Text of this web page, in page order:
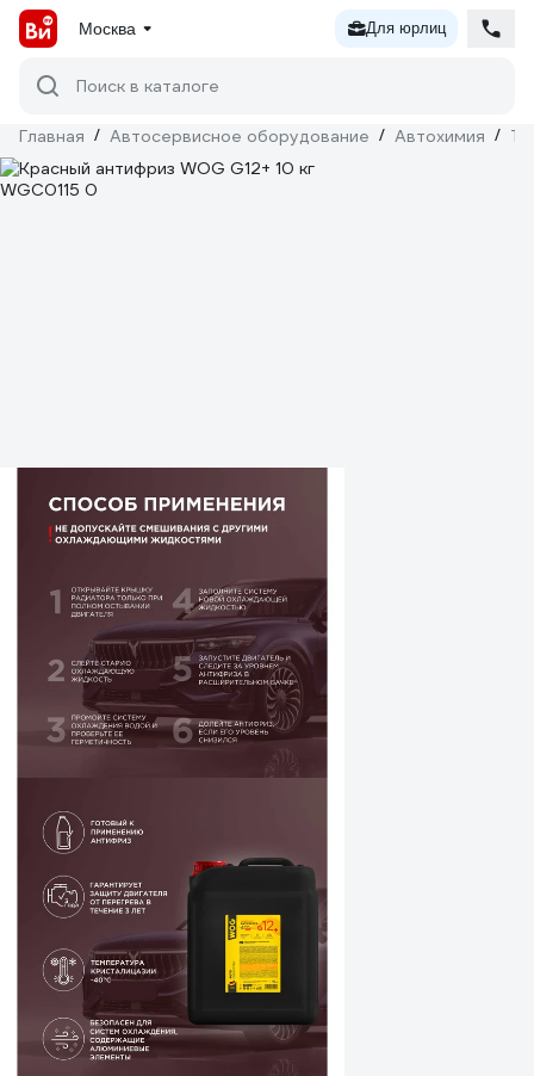
Москва Для юрлиц
Поиск в каталоге
Главная / Автосервисное оборудование / Автохимия /